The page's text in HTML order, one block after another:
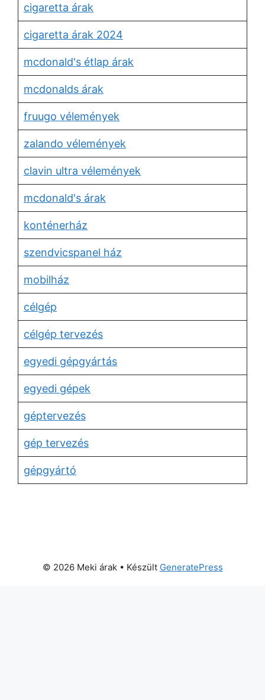
cigaretta árak
cigaretta árak 2024
mcdonald's étlap árak
mcdonalds árak
fruugo vélemények
zalando vélemények
clavin ultra vélemények
mcdonald's árak
konténerház
szendvicspanel ház
mobilház
célgép
célgép tervezés
egyedi gépgyártás
egyedi gépek
géptervezés
gép tervezés
gépgyártó
© 2026 Meki árak• Készült GeneratePress